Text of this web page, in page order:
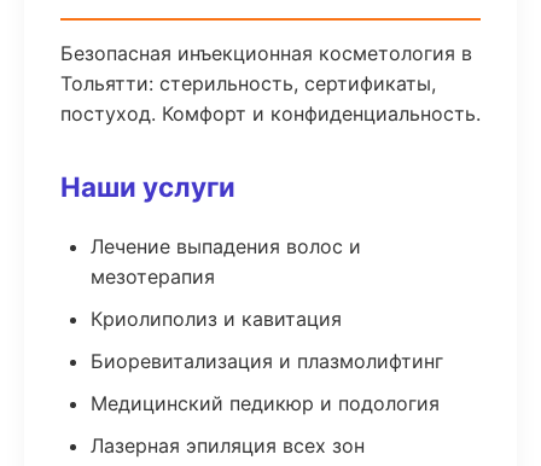
Безопасная инъекционная косметология в
Тольятти: стерильность, сертификаты,
постуход. Комфорт и конфиденциальность.
Наши услуги
Лечение выпадения волос и
мезотерапия
Криолиполиз и кавитация
Биоревитализация и плазмолифтинг
Медицинский педикюр и подология
Лазерная эпиляция всех зон